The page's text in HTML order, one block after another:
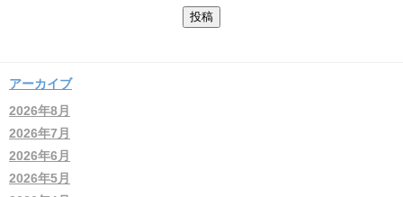
アーカイブ
2026年8月
2026年7月
2026年6月
2026年5月